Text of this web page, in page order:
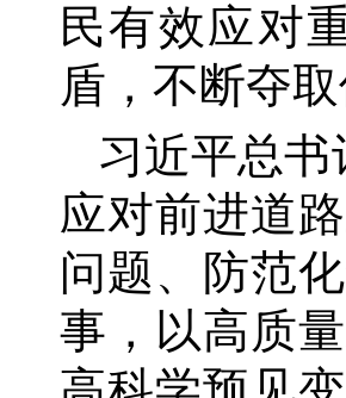
民有效应对
盾，不断夺
习近平总书
应对前进道
问题、防范
事，以高质